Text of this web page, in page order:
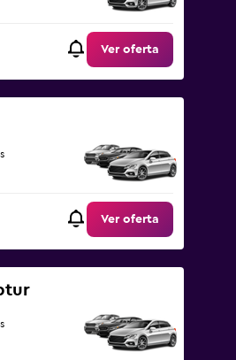
Ver oferta
Ver oferta